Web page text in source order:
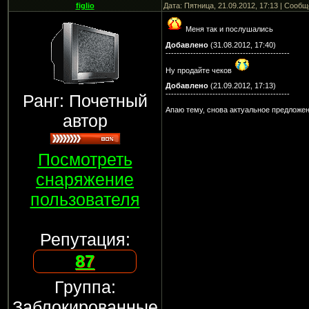
figlio Дата: Пятница, 21.09.2012, 17:13 |
Ранг: Почетный
автор
Посмотреть
снаряжение
пользователя
Репутация:
87
Группа:
Меня так и послушались
Добавлено(31.08.2012, 17:40)
---------------------------------------------
Ну продайте чеков
Добавлено(21.09.2012, 17:13)
---------------------------------------------
Апаю тему, снова актуальное